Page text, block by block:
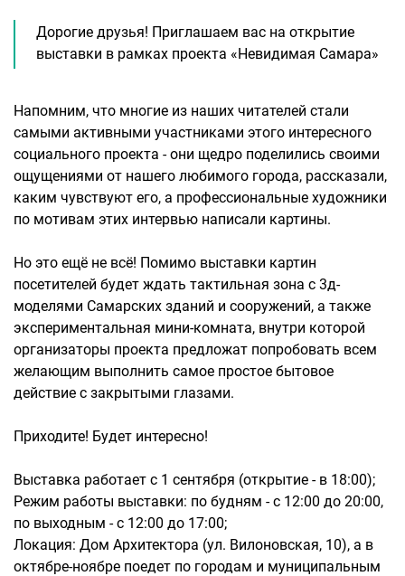
Дорогие друзья! Приглашаем вас на открытие
выставки в рамках проекта «Невидимая Самара»
Напомним, что многие из наших читателей стали
самыми активными участниками этого интересного
социального проекта - они щедро поделились своими
ощущениями от нашего любимого города, рассказали,
каким чувствуют его, а профессиональные художники
по мотивам этих интервью написали картины.
Но это ещё не всё! Помимо выставки картин
посетителей будет ждать тактильная зона с 3д-
моделями Самарских зданий и сооружений, а также
экспериментальная мини-комната, внутри которой
организаторы проекта предложат попробовать всем
желающим выполнить самое простое бытовое
действие с закрытыми глазами.
Приходите! Будет интересно!
Выставка работает с 1 сентября (открытие - в 18:00);
Режим работы выставки: по будням - с 12:00 до 20:00,
по выходным - с 12:00 до 17:00;
Локация: Дом Архитектора (ул. Вилоновская, 10), а в
октябре-ноябре поедет по городам и муниципальным